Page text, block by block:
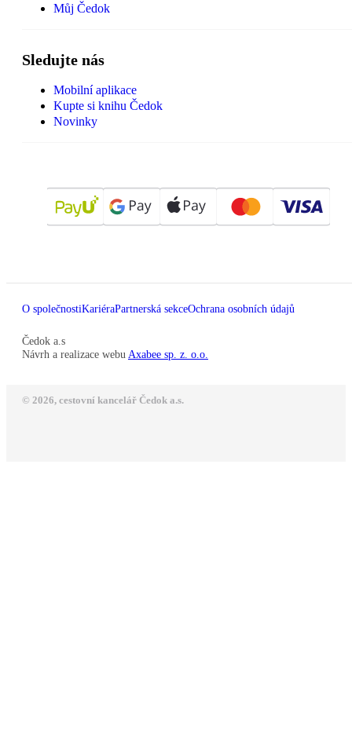
Můj Čedok
Sledujte nás
Mobilní aplikace
Kupte si knihu Čedok
Novinky
O společnostiKariéraPartnerská sekceOchrana osobních údajů
Čedok a.s
Návrh a realizace webu Axabee sp. z. o.o.
© 2026, cestovní kancelář Čedok a.s.